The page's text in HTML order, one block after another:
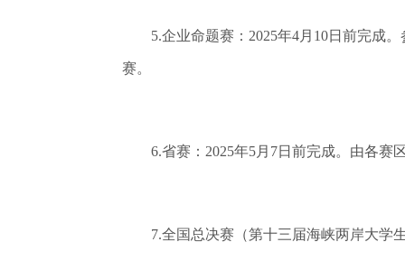
5.企业命题赛：2025年4月10日前完成。
赛。
6.省赛：2025年5月7日前完成。由各赛
7.全国总决赛（第十三届海峡两岸大学